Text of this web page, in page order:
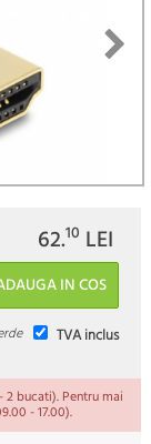
62.10 LEI
TVA inclus
bucati). Pentru mai
- 17.00).